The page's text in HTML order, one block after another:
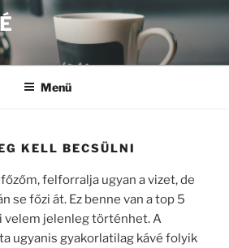
Menü
KELL BECSÜLNI
felforralja ugyan a vizet, de
se főzi át. Ez benne van a top 5
velem jelenleg történhet. A
ugyanis gyakorlatilag kávé folyik